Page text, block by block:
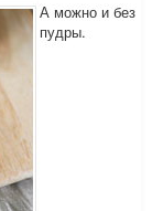
А можно и без
пудры.